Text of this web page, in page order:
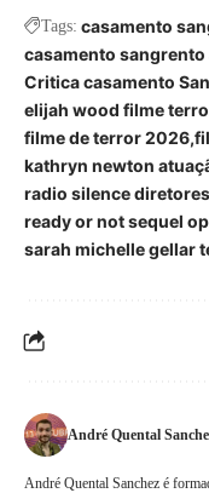
Tags: casamento
casamento sangrento
Critica casamento
elijah wood filme
filme de terror 2026
kathryn newton
radio silence diretores
ready or not sequel
sarah michelle gellar
André Quental
André Quental Sanchez é